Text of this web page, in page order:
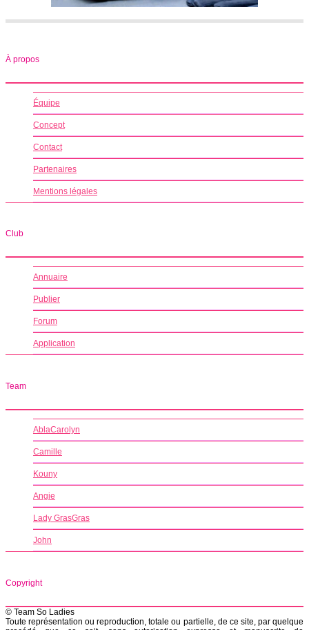
À propos
Équipe
Concept
Contact
Partenaires
Mentions légales
Club
Annuaire
Publier
Forum
Application
Team
AblaCarolyn
Camille
Kouny
Angie
Lady GrasGras
John
Copyright
© Team So Ladies
Toute représentation ou reproduction, totale ou partielle, de ce site, par quelque